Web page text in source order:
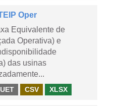
Oper
Equivalente de
Operativa) e
das usinas
CSV XLSX